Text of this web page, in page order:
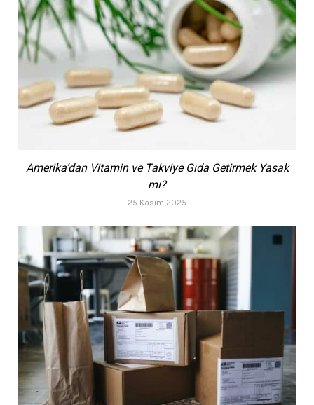
Amerika’dan Vitamin ve Takviye Gıda Getirmek Yasak
mı?
25 Kasım 2025